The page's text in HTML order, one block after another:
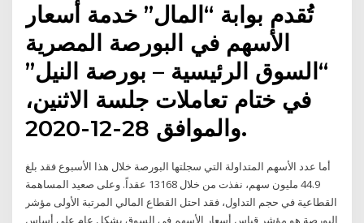
تُقدم بوابة “المال” خدمة أسعار
الأسهم في البورصة المصرية
“السوق الرئيسية – بورصة النيل”
في ختام تعاملات جلسة الاثنين،
والموافق 28-12-2020.
أما عدد الأسهم المتداولة التي سجلتها البورصة خلال هذا الأسبوع فقد بلغ
44.9 مليون سهم، نفذت من خلال 13168 عقداً. وعلى صعيد المساهمة
القطاعية في حجم التداول، فقد احتل القطاع المالي المرتبة الأولى مؤشر